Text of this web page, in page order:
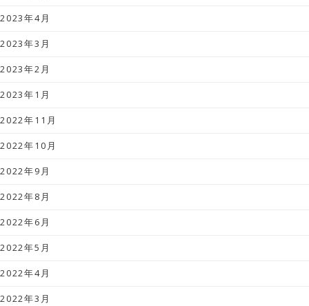
2023年4月
2023年3月
2023年2月
2023年1月
2022年11月
2022年10月
2022年9月
2022年8月
2022年6月
2022年5月
2022年4月
2022年3月